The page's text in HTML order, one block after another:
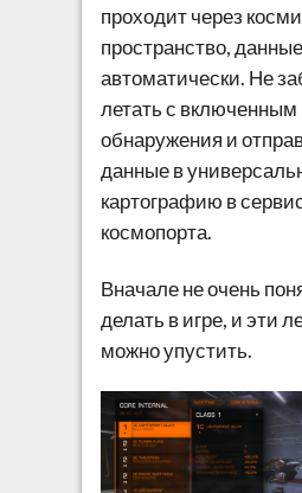
проходит через
пространство,
автоматически. Не
летать с
обнаружения и
данные в
картографию в
космопорта.
Вначале не очень
делать в игре, и эти
можно упустить.